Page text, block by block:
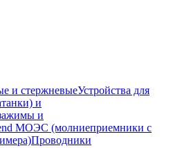
и стержневыеУстройства для
и
и
МОЭС (молниеприемники с
Проводники